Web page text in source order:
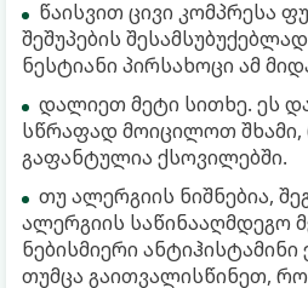
წაისვით ცივი კომპრესა
შეშუპების
ნესტიანი პირსახოცი ამ
დალიეთ მეტი სითხე. ეს
სწრაფად მოიცილოთ შხამი,
გაფანტულია ქსოვილებში.
თუ ალერგიის ნიშნებია,
ალერგიის საწინააღმდეგო
ნებისმიერი ანტიჰისტამინი
თუმცა გაითვალისწინეთ,